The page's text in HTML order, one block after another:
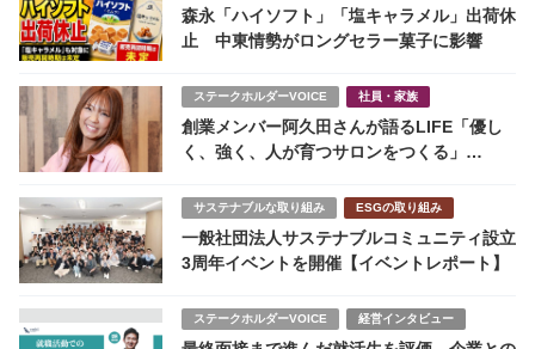
森永「ハイソフト」「塩キャラメル」出荷休
止 中東情勢がロングセラー菓子に影響
ステークホルダーVOICE 社員・家族
創業メンバー阿久田さんが語るLIFE「優し
く、強く、人が育つサロンをつくる」
美花￼
サステナブルな取り組み ESGの取り組み
一般社団法人サステナブルコミュニティ設立
3周年イベントを開催【イベントレポート】
ステークホルダーVOICE 経営インタビュー